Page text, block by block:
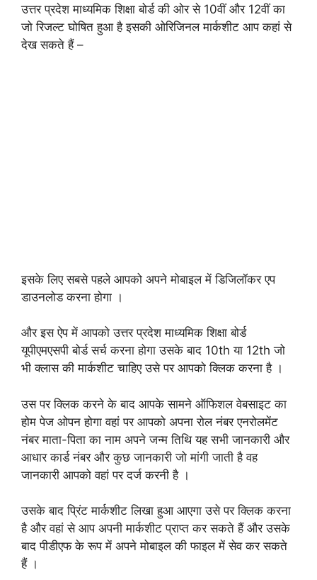
उत्तर प्रदेश माध्यमिक शिक्षा बोर्ड की ओर से 10वीं और 12वीं का
जो रिजल्ट घोषित हुआ है इसकी ओरिजिनल मार्कशीट आप कहां से
देख सकते हैं –
इसके लिए सबसे पहले आपको अपने मोबाइल में डिजिलॉकर एप
डाउनलोड करना होगा ।
और इस ऐप में आपको उत्तर प्रदेश माध्यमिक शिक्षा बोर्ड
यूपीएमएसपी बोर्ड सर्च करना होगा उसके बाद 10th या 12th जो
भी क्लास की मार्कशीट चाहिए उसे पर आपको क्लिक करना है ।
उस पर क्लिक करने के बाद आपके सामने ऑफिशल वेबसाइट का
होम पेज ओपन होगा वहां पर आपको अपना रोल नंबर एनरोलमेंट
नंबर माता-पिता का नाम अपने जन्म तिथि यह सभी जानकारी और
आधार कार्ड नंबर और कुछ जानकारी जो मांगी जाती है वह
जानकारी आपको वहां पर दर्ज करनी है ।
उसके बाद प्रिंट मार्कशीट लिखा हुआ आएगा उसे पर क्लिक करना
है और वहां से आप अपनी मार्कशीट प्राप्त कर सकते हैं और उसके
बाद पीडीएफ के रूप में अपने मोबाइल की फाइल में सेव कर सकते
हैं ।